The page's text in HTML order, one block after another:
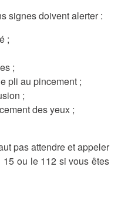
signes doivent alerter :
;
;
pli au pincement ;
;
des yeux ;
pas attendre et appeler
ou le 112 si vous êtes